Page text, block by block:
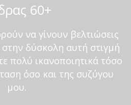
60+
να γίνουν βελτιώσεις
δύσκολη αυτή στιγμή
πολύ ικανοποιητικά τόσο
όσο και της συζύγου
μου.